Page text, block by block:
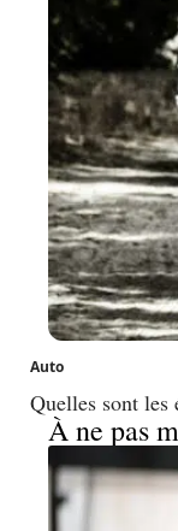
Auto
Quelles sont les
À ne pas